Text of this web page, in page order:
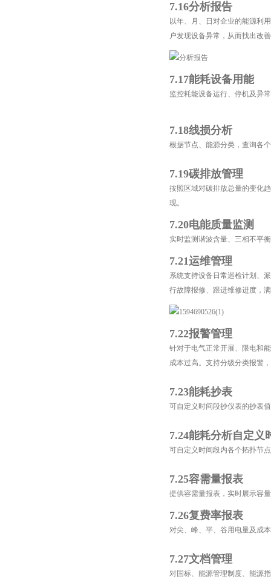
7.16分析报告
以年、月、日对企业的能源利
户发现设备异常，从而找出改
7.17能耗设备用能
监控耗能设备运行、停机及异
7.18线损分析
根据节点、能源分类，查询各
7.19碳排放管理
按照区域对碳排放总量的变化
现。
7.20电能质量监测
实时监测谐波含量、三相不平
7.21运维管理
系统支持设备日常巡检计划、
行故障报修、跟进维修进度，
7.22报警管理
针对于电气正常开展、限电和
成本过高。支持分级分类报警
7.23能耗抄表
可自定义时间段抄仪表的抄表
7.24能耗分析自定义
可自定义时间段内各个拓扑节
7.25容需量报表
提供容需量报表，实时展示容
7.26复费率报表
对尖、峰、平、谷用电量及成
7.27文档管理
对国标、能源管理制度、能源